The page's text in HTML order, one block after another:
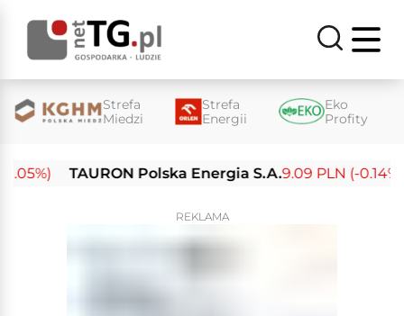
Strefa
Miedzi
Strefa
Energii
Eko
Profity
TAURON Polska Energia S.A.9.09 PLN (-0.14%)
REKLAMA